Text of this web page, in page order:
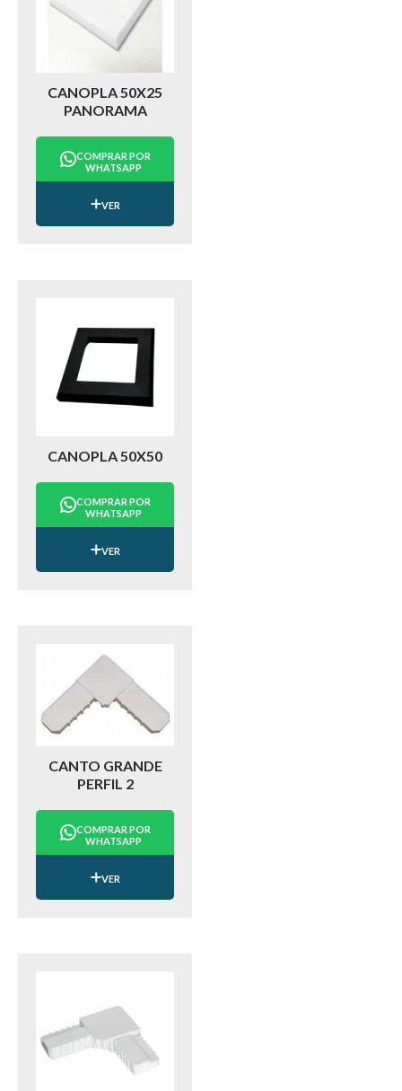
CANOPLA 50X25
PANORAMA
COMPRAR POR
WHATSAPP
VER
CANOPLA 50X50
COMPRAR POR
WHATSAPP
VER
CANTO GRANDE
PERFIL 2
COMPRAR POR
WHATSAPP
VER